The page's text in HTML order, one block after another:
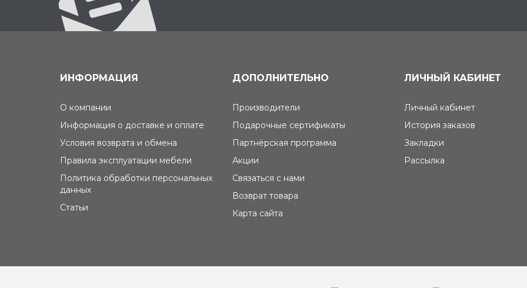
ИНФОРМАЦИЯ
О компании
Информация о доставке и оплате
Условия возврата и обмена
Правила эксплуатации мебели
Политика обработки персональных
данных
Статьи
ДОПОЛНИТЕЛЬНО
Производители
Подарочные сертификаты
Партнёрская программа
Акции
Связаться с нами
Возврат товара
Карта сайта
ЛИЧНЫЙ КАБИНЕТ
Личный кабинет
История заказов
Закладки
Рассылка